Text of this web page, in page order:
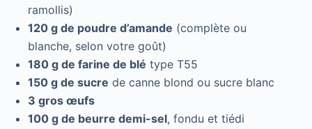
ramollis)
120 g de poudre d’amande (complète ou
blanche, selon votre goût)
180 g de farine de blé type T55
150 g de sucre de canne blond ou sucre blanc
3 gros œufs
100 g de beurre demi-sel, fondu et tiédi